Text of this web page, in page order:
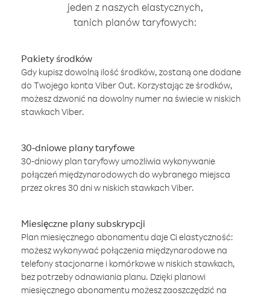
jeden z naszych elastycznych,
tanich planów taryfowych:
Pakiety środków
Gdy kupisz dowolną ilość środków, zostaną one dodane
do Twojego konta Viber Out. Korzystając ze środków,
możesz dzwonić na dowolny numer na świecie w niskich
stawkach Viber.
30-dniowe plany taryfowe
30-dniowy plan taryfowy umożliwia wykonywanie
połączeń międzynarodowych do wybranego miejsca
przez okres 30 dni w niskich stawkach Viber.
Miesięczne plany subskrypcji
Plan miesięcznego abonamentu daje Ci elastyczność:
możesz wykonywać połączenia międzynarodowe na
telefony stacjonarne i komórkowe w niskich stawkach,
bez potrzeby odnawiania planu. Dzięki planowi
miesięcznego abonamentu możesz zaoszczędzić na